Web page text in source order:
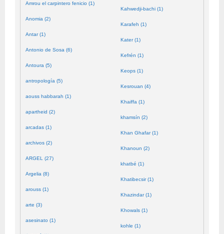
Amrou el carpintero fenicio (1)
Anomia (2)
Antar (1)
Antonio de Sosa (6)
Antoura (5)
antropología (5)
aouss habbarah (1)
apartheid (2)
arcadas (1)
archivos (2)
ARGEL (27)
Argelia (8)
arouss (1)
arte (3)
asesinato (1)
Kahwedji-bachi (1)
Karafeh (1)
Kater (1)
Kefrén (1)
Keops (1)
Kesrouan (4)
Khaiffa (1)
khamsín (2)
Khan Ghafar (1)
Khanoun (2)
khatbé (1)
Khatibecsir (1)
Khazindar (1)
Khowals (1)
kohle (1)